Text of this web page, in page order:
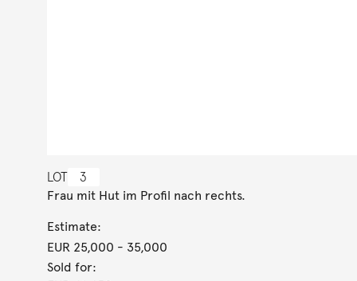
LOT 3
Frau mit Hut im Profil nach rechts.
Estimate:
EUR 25,000 - 35,000
Sold for: